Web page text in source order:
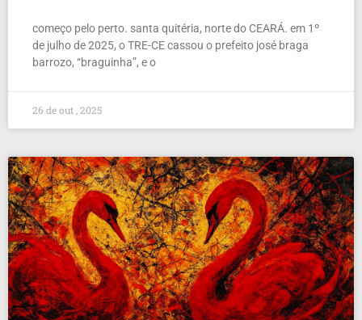
começo pelo perto. santa quitéria, norte do CEARÁ. em 1º
de julho de 2025, o TRE-CE cassou o prefeito josé braga
barrozo, “braguinha”, e o
26 de out , 2025